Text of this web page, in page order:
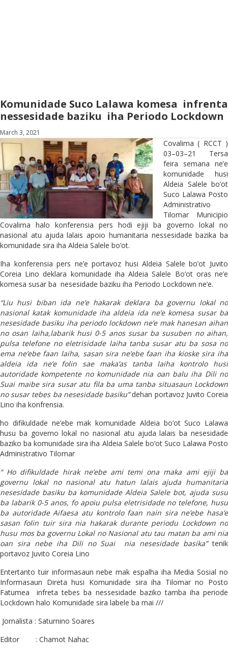
Komunidade Suco Lalawa komesa infrenta
nessesidade baziku iha Periodo Lockdown
March 3, 2021
Covalima ( RCCT )
03–03–21 Tersa
feira semana ne’e
komunidade husi
Aldeia Salele bo’ot
Suco Lalawa Posto
Administrativo
Tilomar Municipio
Covalima halo konferensia pers hodi ejiji ba governo lokal no
nasional atu ajuda lalais apoio humanitaria nessesidade bazika ba
komunidade sira iha Aldeia Salele bo’ot.
Iha konferensia pers ne’e portavoz husi Aldeia Salele bo’ot Juvito
Coreia Lino deklara komunidade iha Aldeia Salele Bo’ot oras ne’e
komesa susar ba nesesidade baziku iha Periodo Lockdown ne’e.
“Liu husi biban ida ne’e hakarak deklara ba governu lokal no
nasional katak komunidade iha aldeia ida ne’e komesa susar ba
nesesidade basiku iha periodo lockdown ne’e mak hanesan aihan
no osan laiha,labarik husi 0-5 anos susar ba susuben no aihan,
pulsa telefone no eletrisidade laiha tanba susar atu ba sosa no
ema ne’ebe faan laiha, sasan sira ne’ebe faan iha kioske sira iha
aldeia ida ne’e folin sae maka’as tanba laiha kontrolo husi
autoridade kompetente no komunidade nia oan balu iha Dili no
Suai maibe sira susar atu fila ba uma tanba situasaun Lockdown
no susar tebes ba nesesidade basiku”dehan portavoz Juvito Coreia
Lino iha konfrensia.
ho difikuldade ne’ebe mak komunidade Aldeia bo’ot Suco Lalawa
husu ba governo lokal no nasional atu ajuda lalais ba nesesidade
baziko ba komunidade sira iha Aldeia Salele bo’ot Suco Lalawa Posto
Administrativo Tilomar
“ Ho difikuldade hirak ne’ebe ami temi ona maka ami ejiji ba
governu lokal no nasional atu hatun lalais ajuda humanitaria
nesesidade basiku ba komunidade Aldeia Salele bot, ajuda susu
ba labarik 0-5 anos, fo apoiu pulsa eletrisidade no telefone, husu
ba autoridade Aifaesa atu kontrolo faan nain sira ne’ebe hasa’e
sasan folin tuir sira nia hakarak durante periodu Lockdown no
husu mos ba governu Lokal no Nasional atu tau matan ba ami nia
oan sira nebe iha Dili no Suai nia nesesidade basika”tenik
portavoz Juvito Coreia Lino
Entertanto tuir informasaun nebe mak espalha iha Media Sosial no
Informasaun Direta husi Komunidade sira iha Tilomar no Posto
Fatumea infreta tebes ba nessesidade baziko tamba iha periode
Lockdown halo Komunidade sira labele ba mai ///
Jornalista : Saturnino Soares
Editor : Chamot Nahac